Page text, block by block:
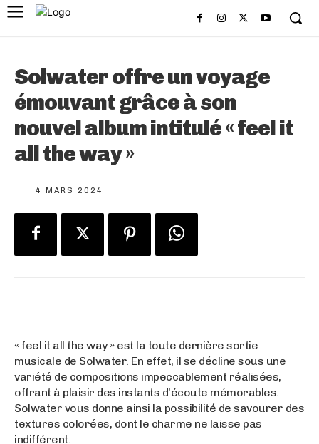
Solwater offre un voyage
émouvant grâce à son
nouvel album intitulé « feel it
all the way »
4 MARS 2024
« feel it all the way » est la toute dernière sortie
musicale de Solwater. En effet, il se décline sous une
variété de compositions impeccablement réalisées,
offrant à plaisir des instants d’écoute mémorables.
Solwater vous donne ainsi la possibilité de savourer des
textures colorées, dont le charme ne laisse pas
indifférent.